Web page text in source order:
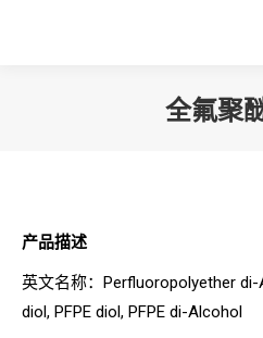
全氟聚
产品描述
英文名称：Perfluoropolyether
diol, PFPE diol, PFPE di-Alcohol